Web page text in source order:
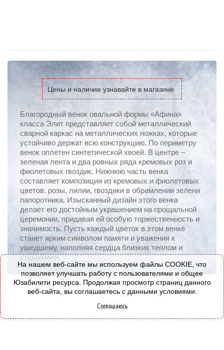
Цены и наличие узнавайте в магазине
Благородный венок овальной формы «Афина»
класса Элит представляет собой металлический
сварной каркас на металлических ножках, которые
устойчиво держат всю конструкцию. По периметру
венок оплетен синтетической хвоей. В центре –
зеленая лента и два ровных ряда кремовых роз и
фиолетовых гвоздик. Нижнюю часть венка
составляет композиция из кремовых и фиолетовых
цветов: розы, лилии, гвоздики в обрамлении зелени
папоротника. Изысканный дизайн этого венка
делает его достойным украшением на прощальной
церемонии, придавая ей особую торжественность и
значимость. Пусть каждый цветок в этом венке
станет ярким символом памяти и уважения к
ушедшему, наполняя сердца близких теплом и
утешением.
На нашем веб-сайте мы используем файлы COOKIE, что
позволяет улучшать работу с пользователями и общее
Юзабилити ресурса. Продолжая просмотр страниц данного
веб-сайта, вы соглашаетесь с данными условиями.
Соглашаюсь